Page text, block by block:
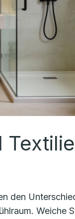
den
Weiche